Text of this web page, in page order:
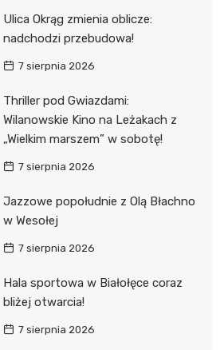
Ulica Okrąg zmienia oblicze:
nadchodzi przebudowa!
7 sierpnia 2026
Thriller pod Gwiazdami:
Wilanowskie Kino na Leżakach z
„Wielkim marszem” w sobotę!
7 sierpnia 2026
Jazzowe popołudnie z Olą Błachno
w Wesołej
7 sierpnia 2026
Hala sportowa w Białołęce coraz
bliżej otwarcia!
7 sierpnia 2026